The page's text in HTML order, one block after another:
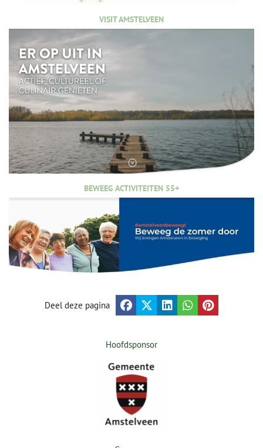
VISIT AMSTELVEEN
BEWEEG ACTIVITEITEN 55+
Deel deze pagina
Hoofdsponsor